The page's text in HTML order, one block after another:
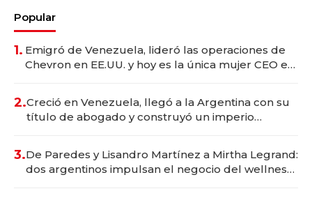
Popular
1. Emigró de Venezuela, lideró las operaciones de
Chevron en EE.UU. y hoy es la única mujer CEO en
2.Creció en Venezuela, llegó a la Argentina con su
título de abogado y construyó un imperio
3.De Paredes y Lisandro Martínez a Mirtha Legrand:
dos argentinos impulsan el negocio del wellness